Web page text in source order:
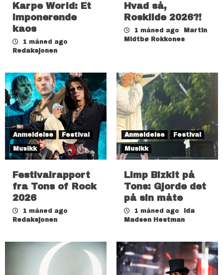
Karpe World: Et
imponerende
kaos
1 måned ago
Redaksjonen
Hvad så,
Roskilde 2026?!
1 måned ago
Martin
Midtbø Rokkones
Anmeldelse
Festival
Musikk
Festivalrapport
fra Tons of Rock
2026
1 måned ago
Redaksjonen
Anmeldelse
Festival
Musikk
Limp Bizkit på
Tons: Gjorde det
på sin måte
1 måned ago
Ida
Madsen Hestman